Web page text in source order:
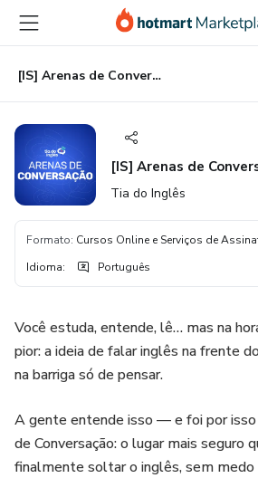
para
conteúdo
principal
para
pagamento
para
rodapé
[IS] Arenas de Conversação
[IS] Arenas de
Tia do Inglês
Formato: Cursos Online e Serviços de
Idioma: Português
Você estuda, entende, lê… mas na
pior: a ideia de falar inglês na frente
na barriga só de pensar.
A gente entende isso — e foi por isso
de Conversação: o lugar mais seguro
finalmente soltar o inglês, sem medo